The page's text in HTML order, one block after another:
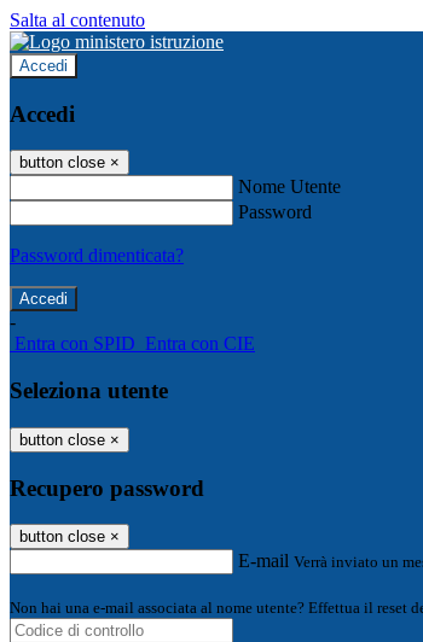
Salta al contenuto
Accedi
Accedi
button close ×
Nome Utente
Password
Password dimenticata?
-
Entra con SPID Entra con CIE
Seleziona utente
button close ×
Recupero password
button close ×
E-mail Verrà inviato un
Non hai una e-mail associata al nome utente? Effettua il reset